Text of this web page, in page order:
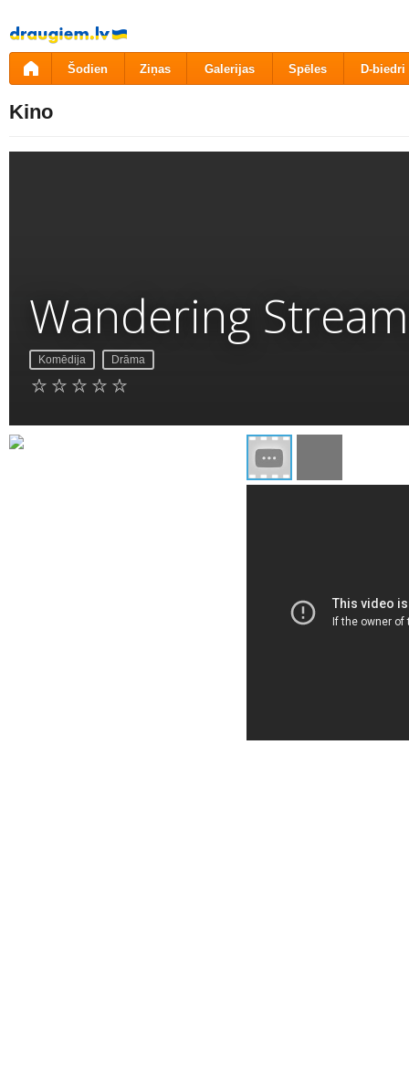
Pāriet
uz
saturu
Šodien Ziņas Galerijas Spēles D-biedri
Kino
Wandering
Komēdija Drāma